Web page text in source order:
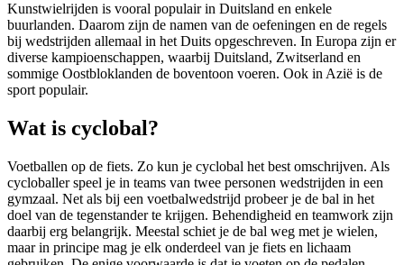
Kunstwielrijden is vooral populair in Duitsland en enkele
buurlanden. Daarom zijn de namen van de oefeningen en de regels
bij wedstrijden allemaal in het Duits opgeschreven. In Europa zijn er
diverse kampioenschappen, waarbij Duitsland, Zwitserland en
sommige Oostbloklanden de boventoon voeren. Ook in Azië is de
sport populair.
Wat is cyclobal?
Voetballen op de fiets. Zo kun je cyclobal het best omschrijven. Als
cycloballer speel je in teams van twee personen wedstrijden in een
gymzaal. Net als bij een voetbalwedstrijd probeer je de bal in het
doel van de tegenstander te krijgen. Behendigheid en teamwork zijn
daarbij erg belangrijk. Meestal schiet je de bal weg met je wielen,
maar in principe mag je elk onderdeel van je fiets en lichaam